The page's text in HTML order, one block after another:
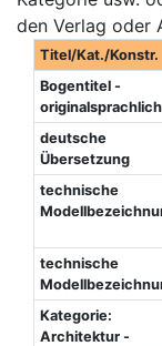
den Verlag oder
Titel/Kat./Konstr.
Bogentitel -
originalsprachlich
deutsche
Übersetzung
technische
technische
Kategorie:
Architektur -